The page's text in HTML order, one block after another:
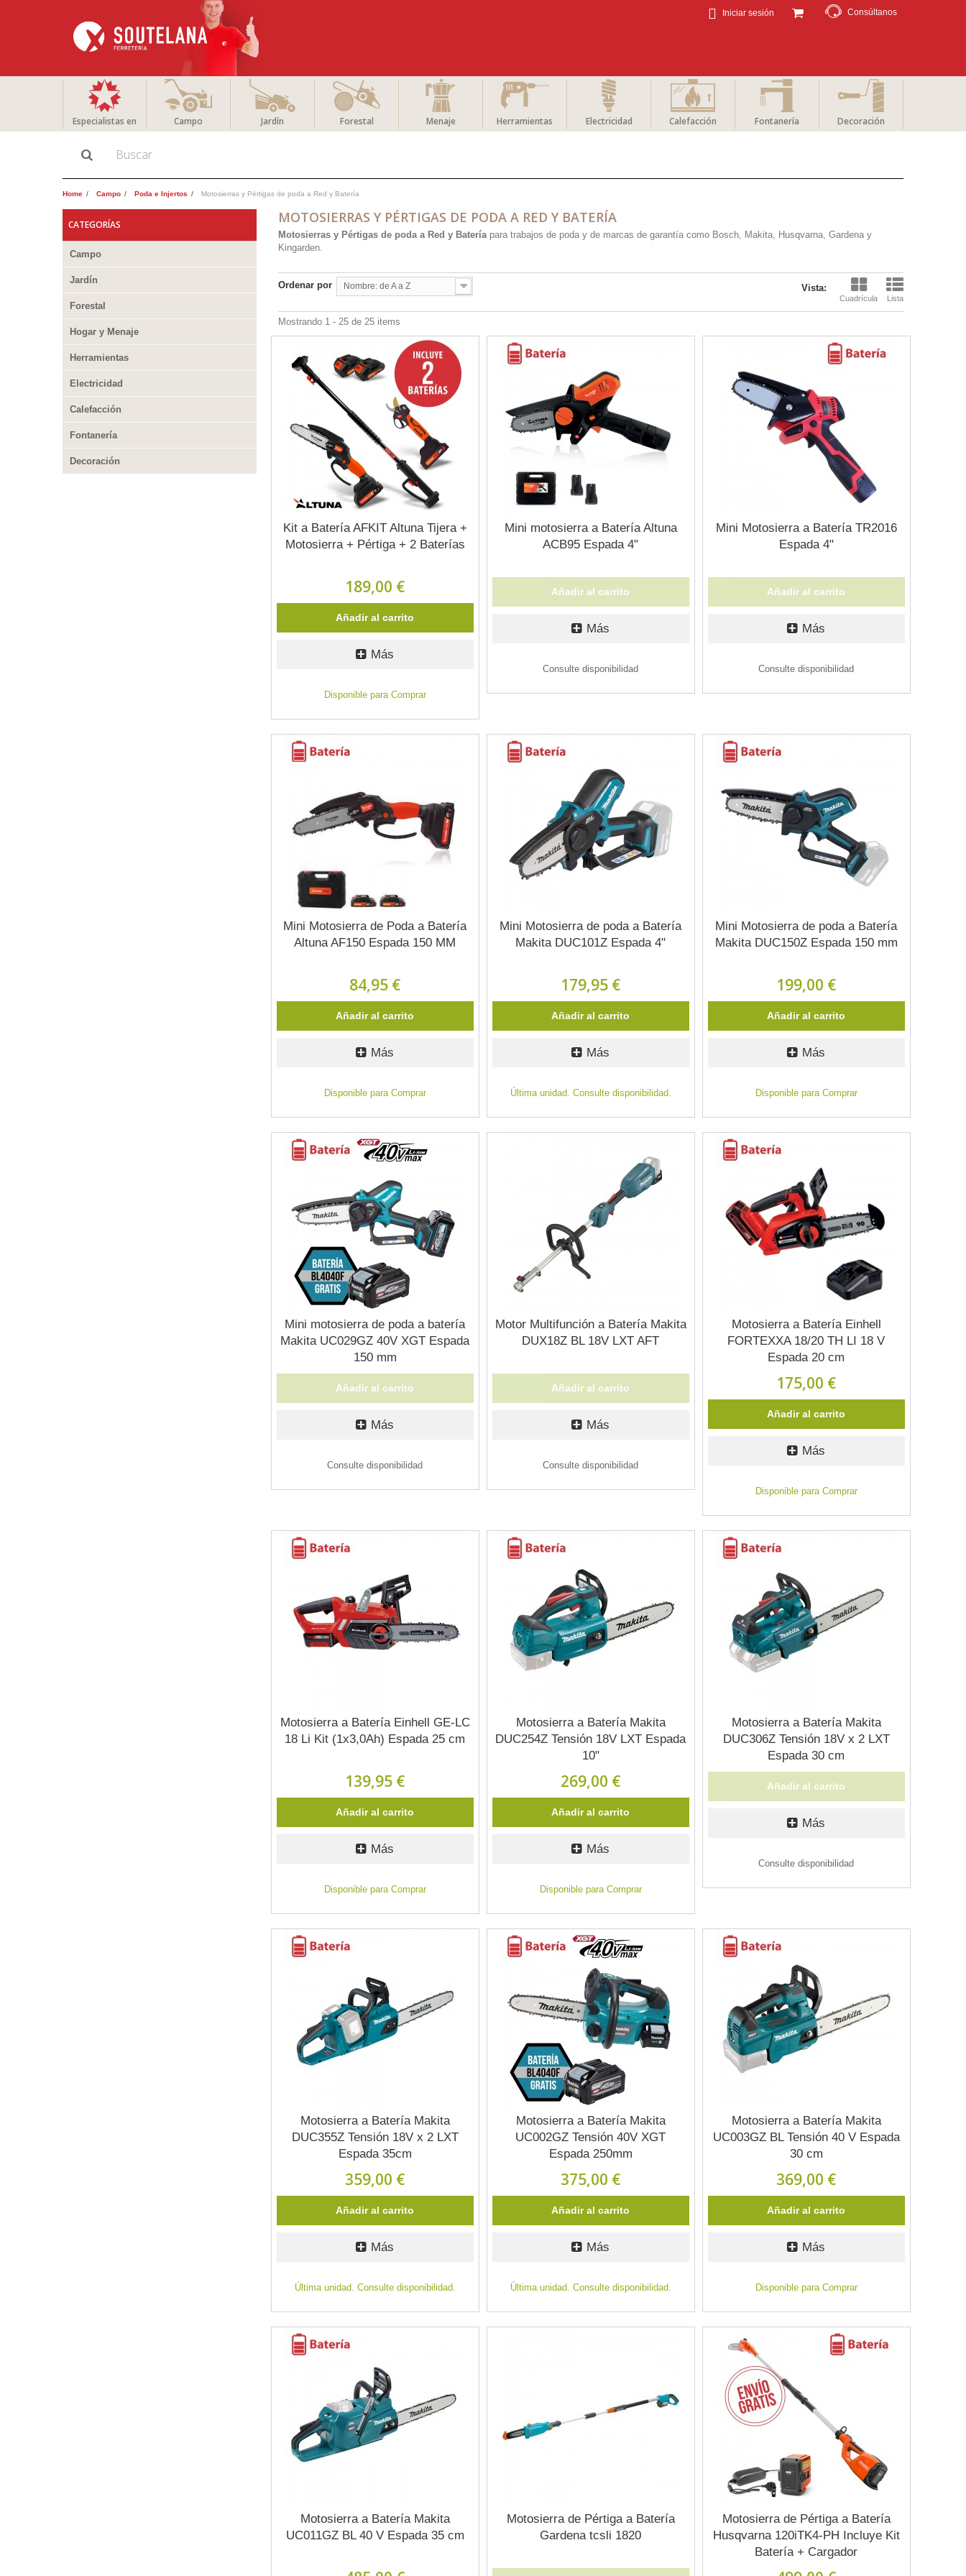
Consúltanos
Iniciar sesión
Especialistas en Campo Jardín Forestal Menaje Herramientas Electricidad Calefacción Fontanería Decoración
Home Campo Poda e Injertos Motosierras y Pértigas de poda a Red y Batería
CATEGORÍAS
Campo
Jardín
Forestal
Hogar y Menaje
Herramientas
Electricidad
Calefacción
Fontanería
Decoración
MOTOSIERRAS Y PÉRTIGAS DE PODA A RED Y BATERÍA
Motosierras y Pértigas de poda a Red y Batería para trabajos de poda y de marcas de garantía como Bosch, Makita, Husqvarna, Gardena y
Kingarden.
Vista:
Cuadrícula Lista
Ordenar por Nombre: de A a Z
Mostrando 1 - 25 de 25 items
Kit a Batería AFKIT Altuna Tijera +
Motosierra + Pértiga + 2 Baterías
189,00 €
Añadir al carrito
Más
Disponible para Comprar
Mini motosierra a Batería Altuna
ACB95 Espada 4"
Añadir al carrito
Más
Consulte disponibilidad
Mini Motosierra a Batería TR2016
Espada 4"
Añadir al carrito
Más
Consulte disponibilidad
Mini Motosierra de Poda a Batería
Altuna AF150 Espada 150 MM
84,95 €
Añadir al carrito
Más
Disponible para Comprar
Mini Motosierra de poda a Batería
Makita DUC101Z Espada 4"
179,95 €
Añadir al carrito
Más
Última unidad. Consulte disponibilidad.
Mini Motosierra de poda a Batería
Makita DUC150Z Espada 150 mm
199,00 €
Añadir al carrito
Más
Disponible para Comprar
Mini motosierra de poda a batería
Makita UC029GZ 40V XGT Espada
150 mm
Añadir al carrito
Más
Consulte disponibilidad
Motor Multifunción a Batería Makita
DUX18Z BL 18V LXT AFT
Añadir al carrito
Más
Consulte disponibilidad
Motosierra a Batería Einhell
FORTEXXA 18/20 TH LI 18 V
Espada 20 cm
175,00 €
Añadir al carrito
Más
Disponible para Comprar
Motosierra a Batería Einhell GE-LC
18 Li Kit (1x3,0Ah) Espada 25 cm
139,95 €
Añadir al carrito
Más
Disponible para Comprar
Motosierra a Batería Makita
DUC254Z Tensión 18V LXT Espada
10"
269,00 €
Añadir al carrito
Más
Disponible para Comprar
Motosierra a Batería Makita
DUC306Z Tensión 18V x 2 LXT
Espada 30 cm
Añadir al carrito
Más
Consulte disponibilidad
Motosierra a Batería Makita
DUC355Z Tensión 18V x 2 LXT
Espada 35cm
359,00 €
Añadir al carrito
Más
Última unidad. Consulte disponibilidad.
Motosierra a Batería Makita
UC002GZ Tensión 40V XGT
Espada 250mm
375,00 €
Añadir al carrito
Más
Última unidad. Consulte disponibilidad.
Motosierra a Batería Makita
UC003GZ BL Tensión 40 V Espada
30 cm
369,00 €
Añadir al carrito
Más
Disponible para Comprar
Motosierra a Batería Makita
UC011GZ BL 40 V Espada 35 cm
Motosierra de Pértiga a Batería
Gardena tcsli 1820
Motosierra de Pértiga a Batería
Husqvarna 120iTK4-PH Incluye Kit
Batería + Cargador